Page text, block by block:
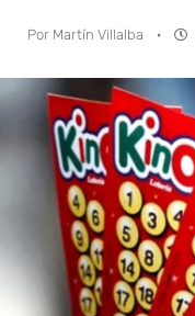
Por Martín Villalba ·